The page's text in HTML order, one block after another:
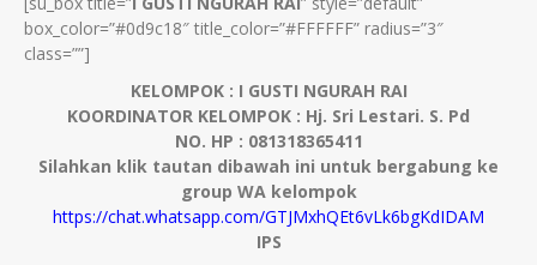
box_color=”#0d9c18″ title_color=”#FFFFFF” radius=”3″
class=””]
KELOMPOK : I GUSTI NGURAH RAI
KOORDINATOR KELOMPOK : Hj. Sri Lestari. S. Pd
NO. HP : 081318365411
Silahkan klik tautan dibawah ini untuk bergabung ke
group WA kelompok
https://chat.whatsapp.com/GTJMxhQEt6vLk6bgKdIDAM
IPS